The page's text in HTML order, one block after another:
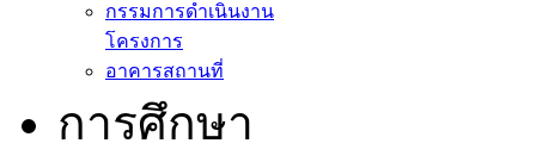
กรรมการดำเนินงาน
โครงการ
อาคารสถานที่
การศึกษา